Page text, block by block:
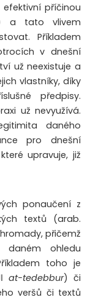
příčinou
a tato vlivem
Příkladem
v dnešní
už neexistuje a
vlastníky, díky
předpisy.
už nevyužívá.
daného
pro dnešní
upravuje, již
ponaučení z
textů (arab.
přičemž
ohledu
toho je
at-tedebbur) či
veršů či textů